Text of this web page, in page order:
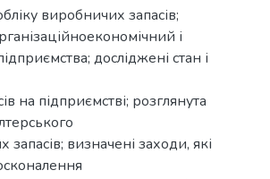
виробничих запасів;
і
досліджені стан і
на підприємстві; розглянута
запасів; визначені заходи, які